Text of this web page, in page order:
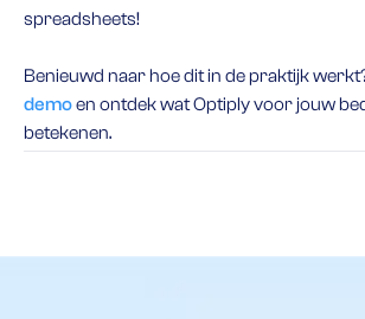
spreadsheets!
Benieuwd naar hoe dit in de praktijk
demoen ontdek wat Optiply voor jouw
betekenen.